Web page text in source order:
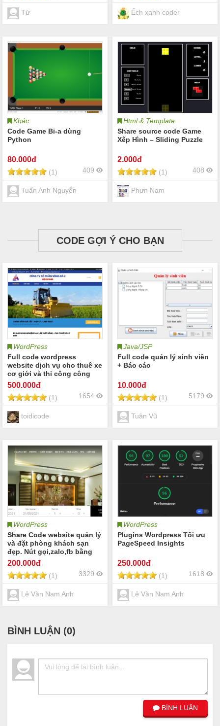
Từ Ếch xanh coder
Khác
Code Game Bi-a dùng
Python
80.000đ
(1) 409
Tuấn Anh Nguyễn
Html & Template
Share source code Game
Xếp Hình – Sliding Puzzle
2.000đ
(1) 408
Phưn Nam
CODE GỢI Ý CHO BẠN
WordPress
Full code wordpress
website dịch vụ cho thuê xe
cơ giới và thi công công
trình
500.000đ
(1) 1654
toidicode
Java/JSP
Full code quản lý sinh viên
+ Báo cáo
10.000đ
(1) 5179
Tuân Vũ
WordPress
Share Code website quản lý
và đặt phòng khách sạn
đẹp. Nút gọi,zalo,fb bằng
code html
200.000đ
(1) 3329
Lê Văn Nam Anh
WordPress
Plugins Wordpress Tối ưu
PageSpeed Insights
250.000đ
(1) 1618
Lê Văn Nam Anh
BÌNH LUẬN (0)
BÌNH LUẬN